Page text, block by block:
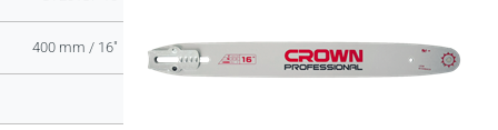
400 mm / 16"